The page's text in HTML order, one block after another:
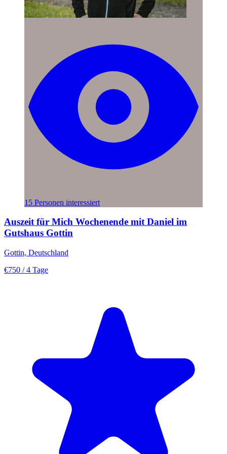
15 Personen interessiert
Auszeit für Mich Wochenende mit Daniel im
Gutshaus Gottin
Gottin, Deutschland
€750 / 4 Tage